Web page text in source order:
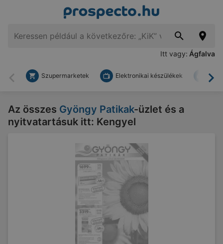
Itt vagy: Ágfalva
Vissza
Szupermarketek Elektronikai készülékek
Az összes Gyöngy Patikak-üzlet és a
nyitvatartásuk itt: Kengyel